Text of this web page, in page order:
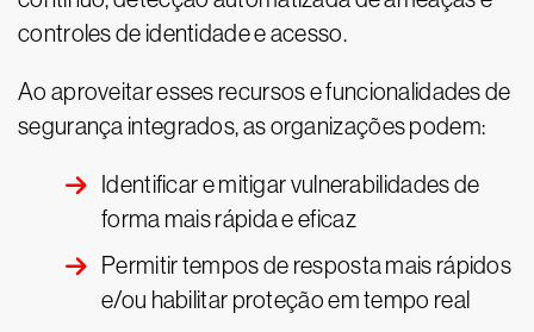
controles de identidade e acesso.
Ao aproveitar esses recursos e funcionalidades de
segurança integrados, as organizações podem:
Identificar e mitigar vulnerabilidades de
forma mais rápida e eficaz
Permitir tempos de resposta mais rápidos
e/ou habilitar proteção em tempo real